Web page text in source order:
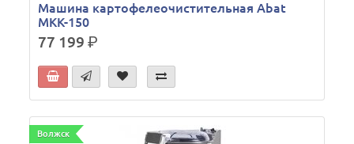
Машина картофелеочистительная Abat
МКК-150
77 199р.
Волжск